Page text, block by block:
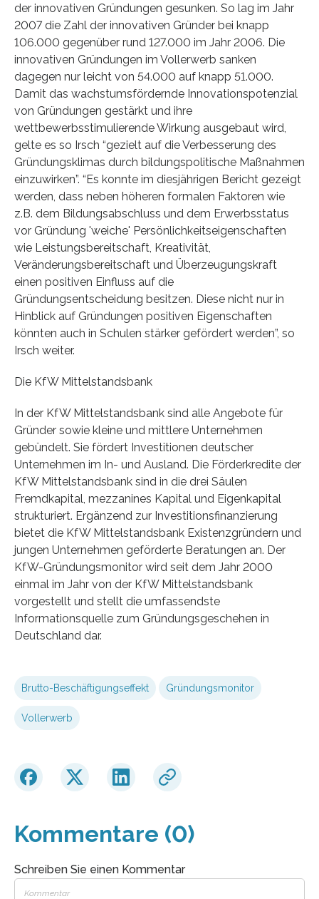
der innovativen Gründungen gesunken. So lag im Jahr
2007 die Zahl der innovativen Gründer bei knapp
106.000 gegenüber rund 127.000 im Jahr 2006. Die
innovativen Gründungen im Vollerwerb sanken
dagegen nur leicht von 54.000 auf knapp 51.000.
Damit das wachstumsfördernde Innovationspotenzial
von Gründungen gestärkt und ihre
wettbewerbsstimulierende Wirkung ausgebaut wird,
gelte es so Irsch “gezielt auf die Verbesserung des
Gründungsklimas durch bildungspolitische Maßnahmen
einzuwirken”. “Es konnte im diesjährigen Bericht gezeigt
werden, dass neben höheren formalen Faktoren wie
z.B. dem Bildungsabschluss und dem Erwerbsstatus
vor Gründung 'weiche' Persönlichkeitseigenschaften
wie Leistungsbereitschaft, Kreativität,
Veränderungsbereitschaft und Überzeugungskraft
einen positiven Einfluss auf die
Gründungsentscheidung besitzen. Diese nicht nur in
Hinblick auf Gründungen positiven Eigenschaften
könnten auch in Schulen stärker gefördert werden”, so
Irsch weiter.
Die KfW Mittelstandsbank
In der KfW Mittelstandsbank sind alle Angebote für
Gründer sowie kleine und mittlere Unternehmen
gebündelt. Sie fördert Investitionen deutscher
Unternehmen im In- und Ausland. Die Förderkredite der
KfW Mittelstandsbank sind in die drei Säulen
Fremdkapital, mezzanines Kapital und Eigenkapital
strukturiert. Ergänzend zur Investitionsfinanzierung
bietet die KfW Mittelstandsbank Existenzgründern und
jungen Unternehmen geförderte Beratungen an. Der
KfW-Gründungsmonitor wird seit dem Jahr 2000
einmal im Jahr von der KfW Mittelstandsbank
vorgestellt und stellt die umfassendste
Informationsquelle zum Gründungsgeschehen in
Deutschland dar.
Brutto-Beschäftigungseffekt Gründungsmonitor
Vollerwerb
Kommentare (0)
Schreiben Sie einen Kommentar